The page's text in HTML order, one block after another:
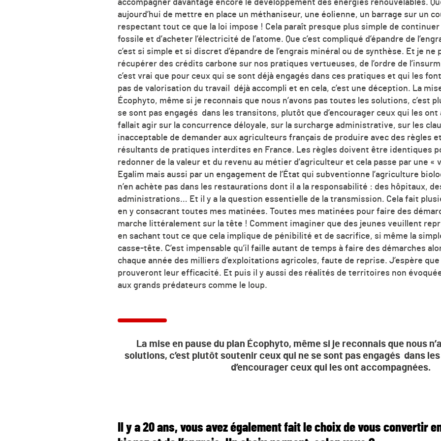
accompagner davantage encore le développement des énergies renouvelables.
aujourd’hui de mettre en place un méthaniseur, une éolienne, un barrage sur un
respectant tout ce que la loi impose ! Cela paraît presque plus simple de continuer
fossile et d’acheter l’électricité de l’atome. Que c’est compliqué d’épandre de
c’est si simple et si discret d’épandre de l’engrais minéral ou de synthèse. Et je ne
récupérer des crédits carbone sur nos pratiques vertueuses, de l’ordre de
c’est vrai que pour ceux qui se sont déjà engagés dans ces pratiques et qui les
pas de valorisation du travail déjà accompli et en cela, c’est une déception. La
Écophyto, même si je reconnais que nous n’avons pas toutes les solutions, c’est
se sont pas engagés dans les transitons, plutôt que d’encourager ceux qui les ont
fallait agir sur la concurrence déloyale, sur la surcharge administrative, sur les
inacceptable de demander aux agriculteurs français de produire avec des règles
résultants de pratiques interdites en France. Les règles doivent être identiques
redonner de la valeur et du revenu au métier d’agriculteur et cela passe par une «
Egalim mais aussi par un engagement de l’État qui subventionne l’agriculture
n’en achète pas dans les restaurations dont il a la responsabilité : des hôpitaux,
administrations… Et il y a la question essentielle de la transmission. Cela fait
en y consacrant toutes mes matinées. Toutes mes matinées pour faire des
marche littéralement sur la tête ! Comment imaginer que des jeunes veuillent
en sachant tout ce que cela implique de pénibilité et de sacrifice, si même la
casse-tête. C’est impensable qu’il faille autant de temps à faire des démarches
chaque année des milliers d’exploitations agricoles, faute de reprise. J’espère
prouveront leur efficacité. Et puis il y aussi des réalités de territoires non
aux grands prédateurs comme le loup.
La mise en pause du plan Écophyto, même si je reconnais que nous
solutions, c’est plutôt soutenir ceux qui ne se sont pas engagés dans
d’encourager ceux qui les ont accompagnées.
Il y a 20 ans, vous avez également fait le choix de vous convertir